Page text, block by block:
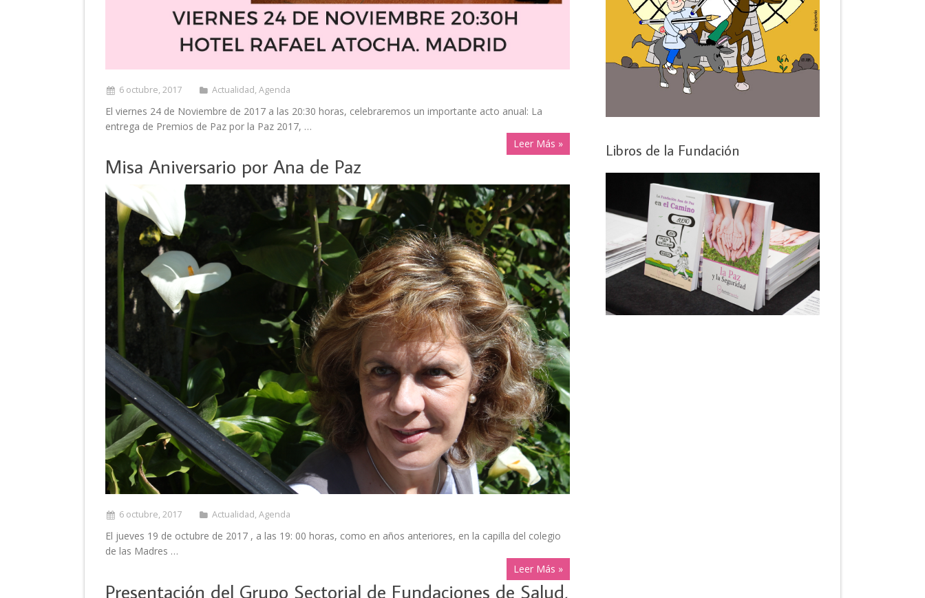
6 octubre, 2017 Actualidad, Agenda
El viernes 24 de Noviembre de 2017 a las 20:30 horas, celebraremos un importante acto anual: La
entrega de Premios de Paz por la Paz 2017, …
Leer Más »
Misa Aniversario por Ana de Paz
6 octubre, 2017 Actualidad, Agenda
El jueves 19 de octubre de 2017 , a las 19: 00 horas, como en años anteriores, en la capilla del colegio
de las Madres …
Leer Más »
Presentación del Grupo Sectorial de Fundaciones de Salud,
Libros de la Fundación